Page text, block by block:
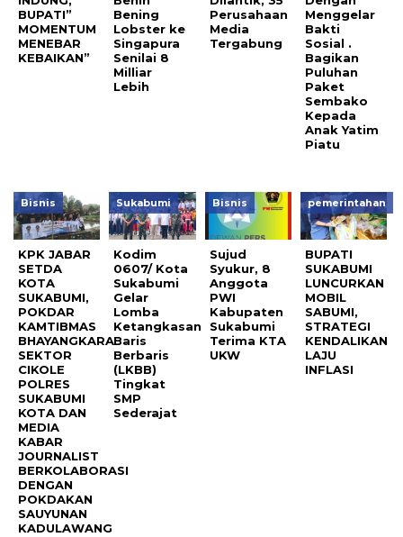
BUPATI”
MOMENTUM
MENEBAR
KEBAIKAN”
Bening
Lobster ke
Singapura
Senilai 8
Milliar
Lebih
Perusahaan
Media
Tergabung
Menggelar
Bakti
Sosial .
Bagikan
Puluhan
Paket
Sembako
Kepada
Anak Yatim
Piatu
Bisnis
KPK JABAR
SETDA
KOTA
SUKABUMI,
POKDAR
KAMTIBMAS
BHAYANGKARA
SEKTOR
CIKOLE
POLRES
SUKABUMI
KOTA DAN
MEDIA
KABAR
JOURNALIST
BERKOLABORASI
DENGAN
POKDAKAN
SAUYUNAN
KADULAWANG
Sukabumi
Kodim
0607/ Kota
Sukabumi
Gelar
Lomba
Ketangkasan
Baris
Berbaris
(LKBB)
Tingkat
SMP
Sederajat
Bisnis
Sujud
Syukur, 8
Anggota
PWI
Kabupaten
Sukabumi
Terima KTA
UKW
pemerintahan
BUPATI
SUKABUMI
LUNCURKAN
MOBIL
SABUMI,
STRATEGI
KENDALIKAN
LAJU
INFLASI